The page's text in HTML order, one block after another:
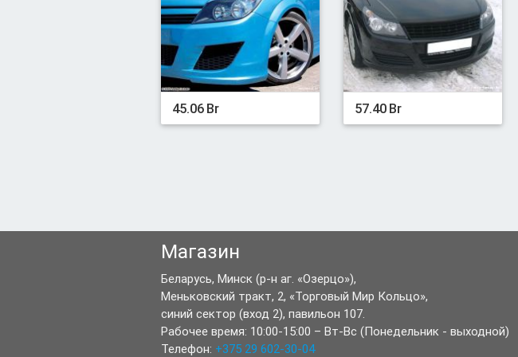
45.06 Br 57.40 Br
Магазин
Беларусь, Минск(р-н аг. «Озерцо»),
Меньковский тракт, 2, «Торговый Мир Кольцо»,
синий сектор (вход 2), павильон 107.
Рабочее время: 10:00-15:00 – Вт-Вс (Понедельник - выходной)
Телефон: +375 29 602-30-04